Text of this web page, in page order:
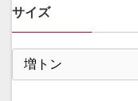
サイズ